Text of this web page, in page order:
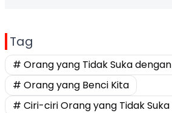
Tag
# Orang yang Tidak Suka
# Orang yang Benci Kita
# Ciri-ciri Orang yang Tidak